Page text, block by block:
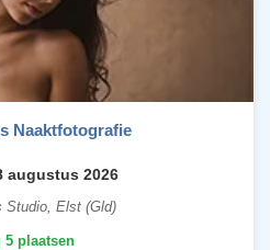
Naaktfotografie
augustus 2026
Studio, Elst (Gld)
5 plaatsen